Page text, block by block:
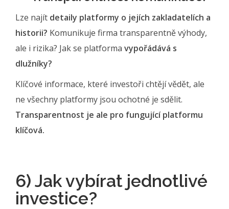
Lze najít detaily platformy o jejích zakladatelích a
historii? Komunikuje firma transparentně výhody,
ale i rizika? Jak se platforma vypořádává s
dlužníky?
Klíčové informace, které investoři chtějí vědět, ale
ne všechny platformy jsou ochotné je sdělit.
Transparentnost je ale pro fungující platformu
klíčová.
6) Jak vybírat jednotlivé
investice?